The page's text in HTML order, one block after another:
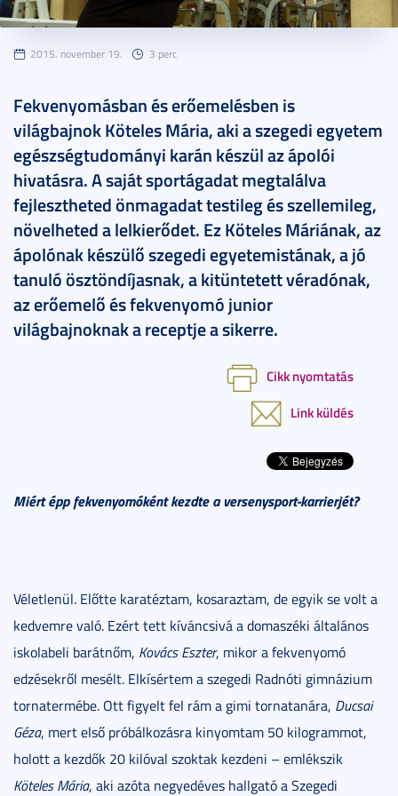
2015. november 19. 3 perc
Fekvenyomásban és erőemelésben is
világbajnok Köteles Mária, aki a szegedi egyetem
egészségtudományi karán készül az ápolói
hivatásra. A saját sportágadat megtalálva
fejlesztheted önmagadat testileg és szellemileg,
növelheted a lelkierődet. Ez Köteles Máriának, az
ápolónak készülő szegedi egyetemistának, a jó
tanuló ösztöndíjasnak, a kitüntetett véradónak,
az erőemelő és fekvenyomó junior
világbajnoknak a receptje a sikerre.
Cikk nyomtatás
Link küldés
Miért épp fekvenyomóként kezdte a versenysport-karrierjét?
Véletlenül. Előtte karatéztam, kosaraztam, de egyik se volt a
kedvemre való. Ezért tett kíváncsivá a domaszéki általános
iskolabeli barátnőm, Kovács Eszter, mikor a fekvenyomó
edzésekről mesélt. Elkísértem a szegedi Radnóti gimnázium
tornatermébe. Ott figyelt fel rám a gimi tornatanára, Ducsai
Géza, mert első próbálkozásra kinyomtam 50 kilogrammot,
holott a kezdők 20 kilóval szoktak kezdeni – emlékszik
Köteles Mária, aki azóta negyedéves hallgató a Szegedi